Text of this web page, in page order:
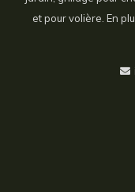
et pour volière. En